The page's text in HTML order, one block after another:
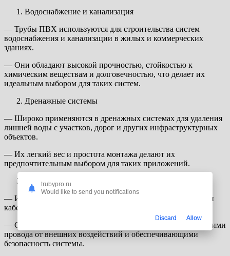
Водоснабжение и канализация
— Трубы ПВХ используются для строительства систем
водоснабжения и канализации в жилых и коммерческих
зданиях.
— Они обладают высокой прочностью, стойкостью к
химическим веществам и долговечностью, что делает их
идеальным выбором для таких систем.
Дренажные системы
— Широко применяются в дренажных системах для удаления
лишней воды с участков, дорог и других инфраструктурных
объектов.
— Их легкий вес и простота монтажа делают их
предпочтительным выбором для таких приложений.
Электротехнические системы
— Используются для прокладки электрических проводов и
кабелей.
— Они обладают изоляционными свойствами, защищающими
провода от внешних воздействий и обеспечивающими
безопасность системы.
trubypro.ru
Would like to send you notifications
Discard Allow